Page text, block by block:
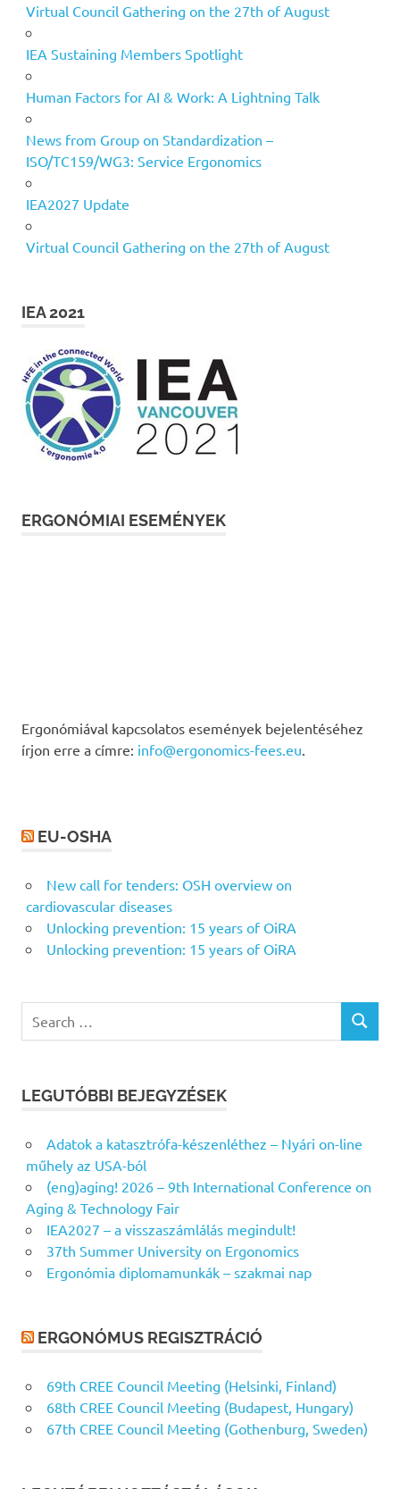
Virtual Council Gathering on the 27th of August
IEA Sustaining Members Spotlight
Human Factors for AI & Work: A Lightning Talk
News from Group on Standardization –
ISO/TC159/WG3: Service Ergonomics
IEA2027 Update
Virtual Council Gathering on the 27th of August
IEA 2021
ERGONÓMIAI ESEMÉNYEK
Ergonómiával kapcsolatos események bejelentéséhez
írjon erre a címre: info@ergonomics-fees.eu
EU-OSHA
New call for tenders: OSH overview on
cardiovascular diseases
Unlocking prevention: 15 years of OiRA
Unlocking prevention: 15 years of OiRA
for:
SEARCH
LEGUTÓBBI BEJEGYZÉSEK
Adatok a katasztrófa-készenléthez – Nyári on-line
műhely az USA-ból
(eng)aging! 2026 – 9th International Conference on
Aging & Technology Fair
IEA2027 – a visszaszámlálás megindult!
37th Summer University on Ergonomics
Ergonómia diplomamunkák – szakmai nap
ERGONÓMUS REGISZTRÁCIÓ
69th CREE Council Meeting (Helsinki, Finland)
68th CREE Council Meeting (Budapest, Hungary)
67th CREE Council Meeting (Gothenburg, Sweden)